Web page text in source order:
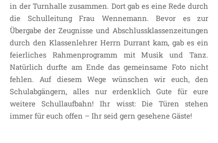
UND MITWIRKUNG
DAS TEAM DER
JOHANNESSCHULE
OGGS
SCHULSOZIALARBEIT
BÜRO
KLASSEN
in der Turnhalle zusammen. Dort gab es eine Rede durch
die Schulleitung Frau Wennemann. Bevor es zur
Übergabe der Zeugnisse und Abschlussklassenzeitungen
durch den Klassenlehrer Herrn Durrant kam, gab es ein
feierliches Rahmenprogramm mit Musik und Tanz.
Natürlich durfte am Ende das gemeinsame Foto nicht
fehlen. Auf diesem Wege wünschen wir euch, den
Schulabgängern, alles nur erdenklich Gute für eure
weitere Schullaufbahn! Ihr wisst: Die Türen stehen
immer für euch offen – Ihr seid gern gesehene Gäste!